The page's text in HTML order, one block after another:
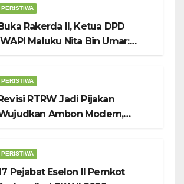
PERISTIWA
Rakerda II, Ketua DPD
Maluku Nita Bin Umar:
PERISTIWA
RTRW Jadi Pijakan
Ambon Modern,
PERISTIWA
Pejabat Eselon II Pemkot